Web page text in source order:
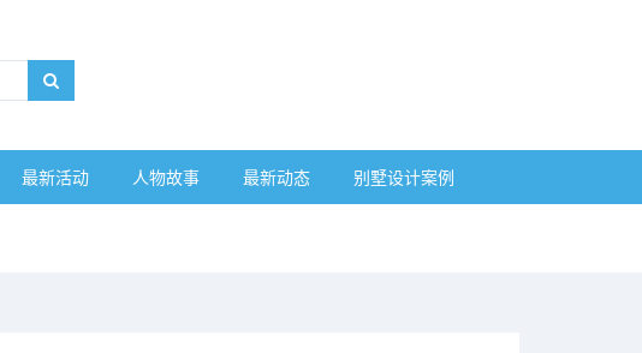
最新活动 人物故事 最新动态 别墅设计案例